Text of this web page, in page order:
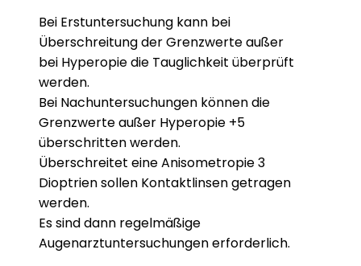
Bei Erstuntersuchung kann bei
Überschreitung der Grenzwerte außer
bei Hyperopie die Tauglichkeit überprüft
werden.
Bei Nachuntersuchungen können die
Grenzwerte außer Hyperopie +5
überschritten werden.
Überschreitet eine Anisometropie 3
Dioptrien sollen Kontaktlinsen getragen
werden.
Es sind dann regelmäßige
Augenarztuntersuchungen erforderlich.